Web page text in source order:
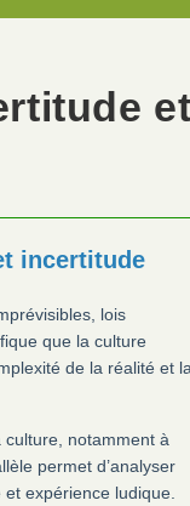
et
incertitude
lois
que la culture
de la réalité et la
notamment à
permet d’analyser
expérience ludique.